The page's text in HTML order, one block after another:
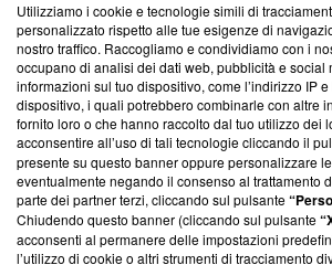
Questa sezione offre informazioni
News, sui nostri processi editoriali e su
creare news di qualità. Inoltre, afferma la
‘Trust Project - News with Integrity’
ancora membro del programma, ma ha
parte; Trust Project non ha ancora
conformità agli standard.
Su di noi
Team editoriale
Utilizziamo i cookie e tecnologie simili di
personalizzato rispetto alle tue esigenze di
nostro traffico. Raccogliamo e condividiamo con i
occupano di analisi dei dati web, pubblicità e social
informazioni sul tuo dispositivo, come l’indirizzo IP
dispositivo, i quali potrebbero combinarle con altre
fornito loro o che hanno raccolto dal tuo utilizzo dei
acconsentire all’uso di tali tecnologie cliccando il
presente su questo banner oppure personalizzare
eventualmente negando il consenso al trattamento
parte dei partner terzi, cliccando sul pulsante
Chiudendo questo banner (cliccando sul pulsante
acconsenti al permanere delle impostazioni
l’utilizzo di cookie o altri strumenti di tracciamento